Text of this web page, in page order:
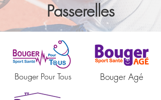
Passerelles
Bouger Pour Tous Bouger Agé